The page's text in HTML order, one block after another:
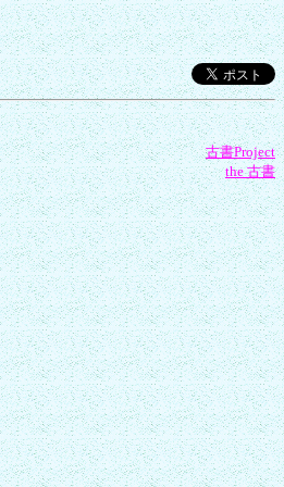
古書Project
the 古書